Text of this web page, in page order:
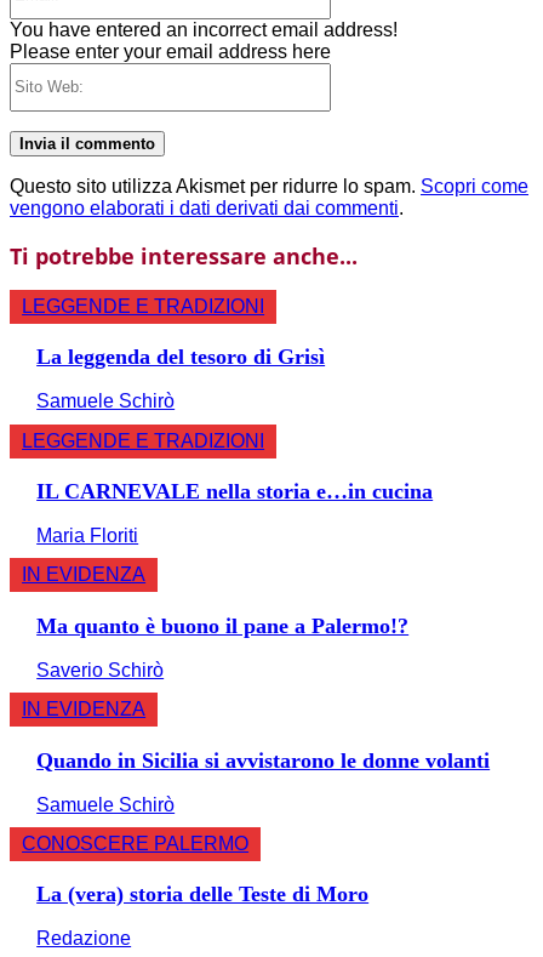
You have entered an incorrect email address!
Please enter your email address here
Questo sito utilizza Akismet per ridurre lo spam. Scopri come
vengono elaborati i dati derivati dai commenti.
Ti potrebbe interessare anche...
LEGGENDE E TRADIZIONI
La leggenda del tesoro di Grisì
Samuele Schirò
LEGGENDE E TRADIZIONI
IL CARNEVALE nella storia e…in cucina
Maria Floriti
IN EVIDENZA
Ma quanto è buono il pane a Palermo!?
Saverio Schirò
IN EVIDENZA
Quando in Sicilia si avvistarono le donne volanti
Samuele Schirò
CONOSCERE PALERMO
La (vera) storia delle Teste di Moro
Redazione